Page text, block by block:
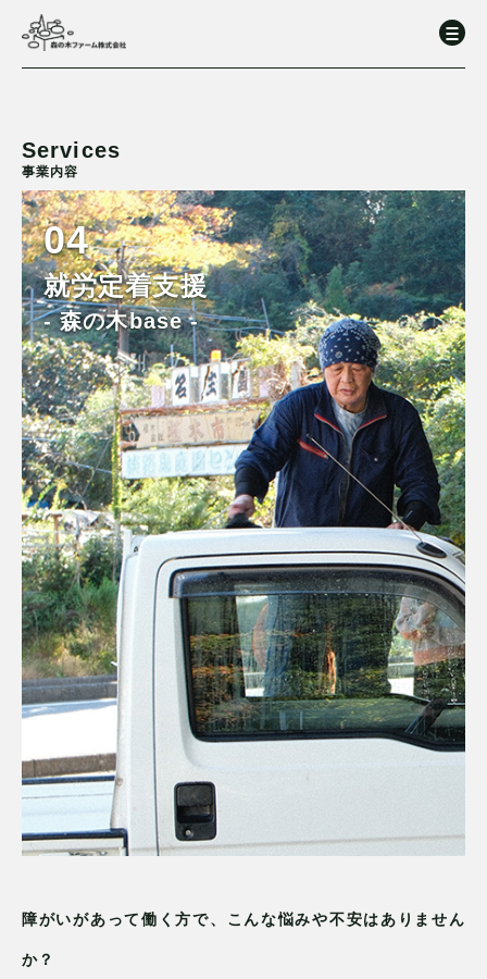
Services
事業内容
04
就労定着支援
- 森の木base -
障がいがあって働く方で、こんな悩みや不安はありません
か？